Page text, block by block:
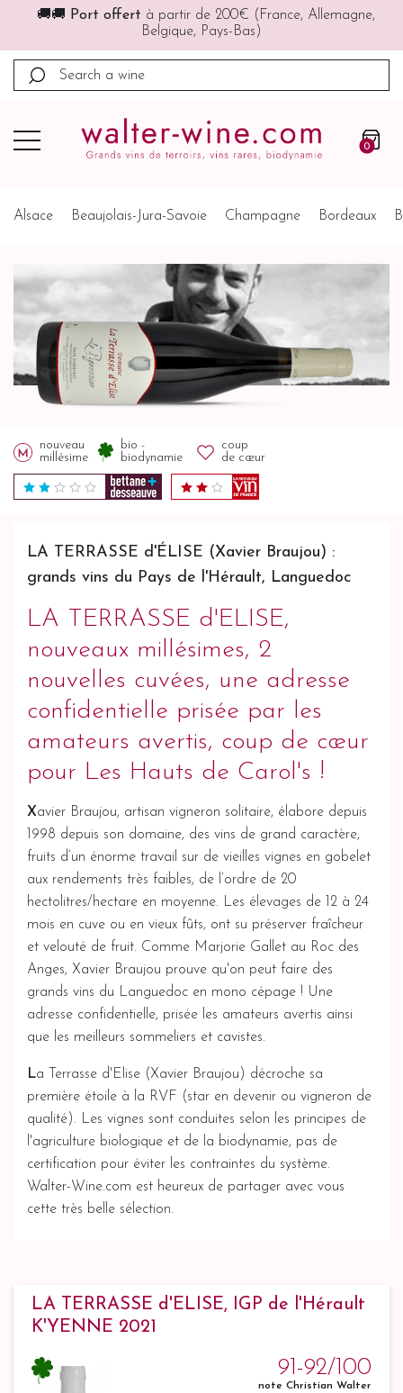
🚚🚚 Port offert à partir de 200€ (France, Allemagne,
Belgique, Pays-Bas)
0
Alsace Beaujolais-Jura-Savoie Champagne Bordeaux
nouveau
millésime
bio -
biodynamie
coup
de cœur
LA TERRASSE d'ÉLISE (Xavier Braujou) :
grands vins du Pays de l'Hérault, Languedoc
LA TERRASSE d'ELISE,
nouveaux millésimes, 2
nouvelles cuvées, une adresse
confidentielle prisée par les
amateurs avertis, coup de cœur
pour Les Hauts de Carol's !
Xavier Braujou, artisan vigneron solitaire, élabore depuis
1998 depuis son domaine, des vins de grand caractère,
fruits d’un énorme travail sur de vieilles vignes en gobelet
aux rendements très faibles, de l’ordre de 20
hectolitres/hectare en moyenne. Les élevages de 12 à 24
mois en cuve ou en vieux fûts, ont su préserver fraîcheur
et velouté de fruit. Comme Marjorie Gallet au Roc des
Anges, Xavier Braujou prouve qu'on peut faire des
grands vins du Languedoc en mono cépage ! Une
adresse confidentielle, prisée les amateurs avertis ainsi
que les meilleurs sommeliers et cavistes.
La Terrasse d'Elise (Xavier Braujou) décroche sa
première étoile à la RVF (star en devenir ou vigneron de
qualité). Les vignes sont conduites selon les principes de
l'agriculture biologique et de la biodynamie, pas de
certification pour éviter les contraintes du système.
Walter-Wine.com est heureux de partager avec vous
cette très belle sélection.
LA TERRASSE d'ELISE, IGP de l'Hérault
K'YENNE 2021
91-92/100
note Christian Walter